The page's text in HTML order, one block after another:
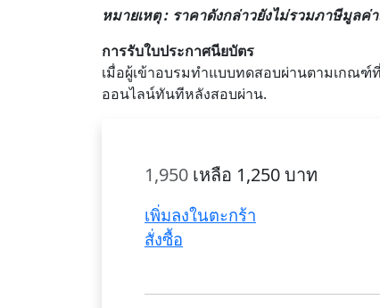
หมายเหตุ : ราคาดังกล่าวยังไม่รวมภาษีมูลค่า
การรับใบประกาศนียบัตร
เมื่อผู้เข้าอบรมทำแบบทดสอบผ่านตามเกณฑ์
ออนไลน์ทันทีหลังสอบผ่าน.
1,950 เหลือ 1,250 บาท
เพิ่มลงในตะกร้า
สั่งซื้อ